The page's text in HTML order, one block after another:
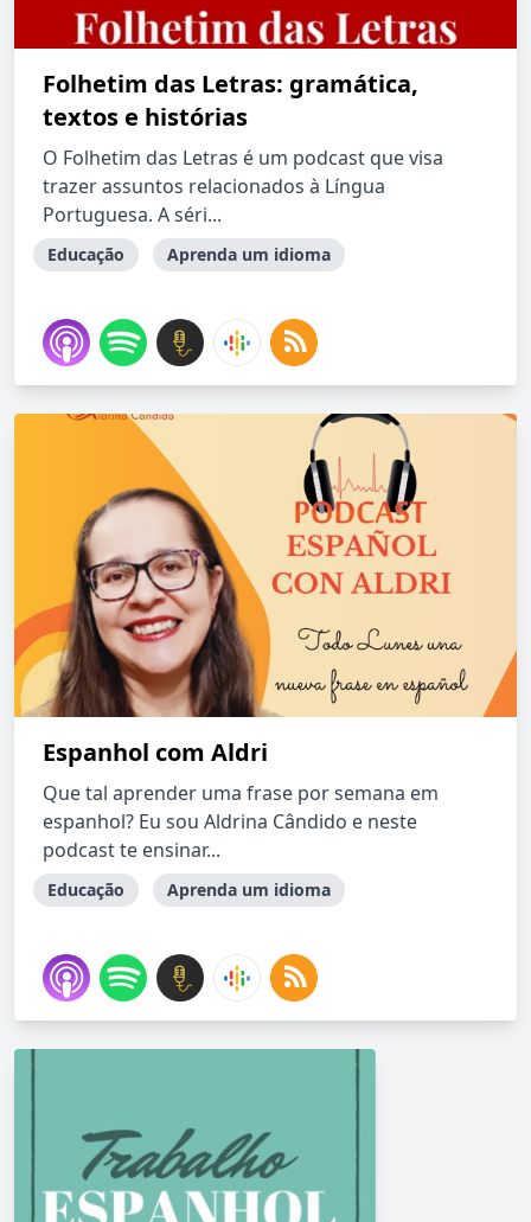
Folhetim das Letras: gramática,
textos e histórias
O Folhetim das Letras é um podcast que visa
trazer assuntos relacionados à Língua
Portuguesa. A séri...
Educação Aprenda um idioma
Espanhol com Aldri
Que tal aprender uma frase por semana em
espanhol? Eu sou Aldrina Cândido e neste
podcast te ensinar...
Educação Aprenda um idioma